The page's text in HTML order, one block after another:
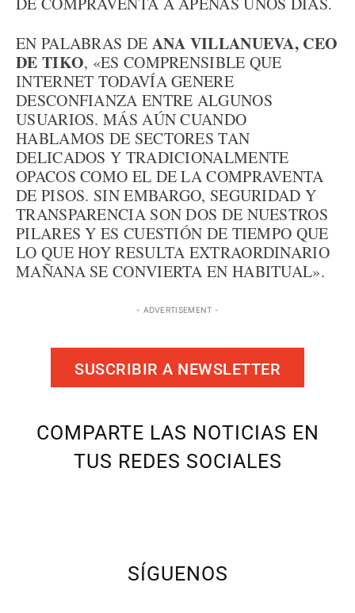
EN PALABRAS DE ANA VILLANUEVA, CEO
DE TIKO, «ES COMPRENSIBLE QUE
INTERNET TODAVÍA GENERE
DESCONFIANZA ENTRE ALGUNOS
USUARIOS. MÁS AÚN CUANDO
HABLAMOS DE SECTORES TAN
DELICADOS Y TRADICIONALMENTE
OPACOS COMO EL DE LA COMPRAVENTA
DE PISOS. SIN EMBARGO, SEGURIDAD Y
TRANSPARENCIA SON DOS DE NUESTROS
PILARES Y ES CUESTIÓN DE TIEMPO QUE
LO QUE HOY RESULTA EXTRAORDINARIO
MAÑANA SE CONVIERTA EN HABITUAL».
- ADVERTISEMENT -
SUSCRIBIR A NEWSLETTER
COMPARTE LAS NOTICIAS EN
TUS REDES SOCIALES
SÍGUENOS